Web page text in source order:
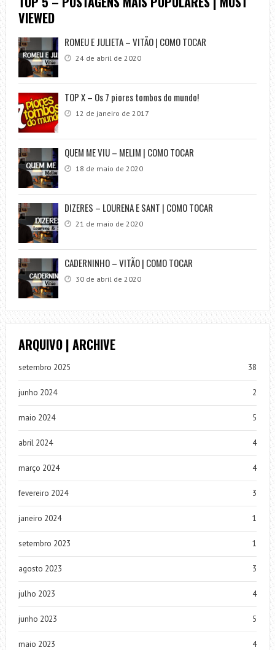
VIEWED
ROMEU E JULIETA – VITÃO | COMO TOCAR
24 de abril de 2020
TOP X – Os 7 piores tombos do mundo!
12 de janeiro de 2017
QUEM ME VIU – MELIM | COMO TOCAR
18 de maio de 2020
DIZERES – LOURENA E SANT | COMO TOCAR
21 de maio de 2020
CADERNINHO – VITÃO | COMO TOCAR
30 de abril de 2020
ARQUIVO | ARCHIVE
setembro 2025 38
junho 2024 2
maio 2024 5
abril 2024 4
março 2024 4
fevereiro 2024 3
janeiro 2024 1
setembro 2023 1
agosto 2023 3
julho 2023 4
junho 2023 5
maio 2023 4